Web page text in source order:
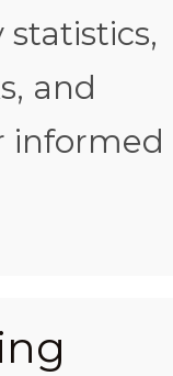
statistics,
and
informed